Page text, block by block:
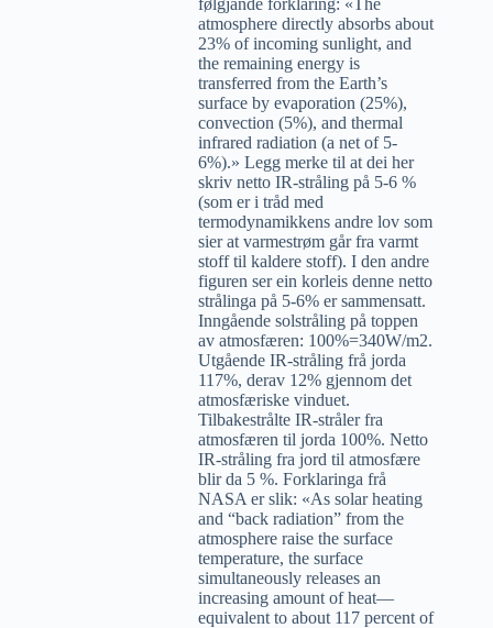
følgjande forklaring: «The
atmosphere directly absorbs about
23% of incoming sunlight, and
the remaining energy is
transferred from the Earth’s
surface by evaporation (25%),
convection (5%), and thermal
infrared radiation (a net of 5-
6%).» Legg merke til at dei her
skriv netto IR-stråling på 5-6 %
(som er i tråd med
termodynamikkens andre lov som
sier at varmestrøm går fra varmt
stoff til kaldere stoff). I den andre
figuren ser ein korleis denne netto
strålinga på 5-6% er sammensatt.
Inngående solstråling på toppen
av atmosfæren: 100%=340W/m2.
Utgående IR-stråling frå jorda
117%, derav 12% gjennom det
atmosfæriske vinduet.
Tilbakestrålte IR-stråler fra
atmosfæren til jorda 100%. Netto
IR-stråling fra jord til atmosfære
blir da 5 %. Forklaringa frå
NASA er slik: «As solar heating
and “back radiation” from the
atmosphere raise the surface
temperature, the surface
simultaneously releases an
increasing amount of heat—
equivalent to about 117 percent of